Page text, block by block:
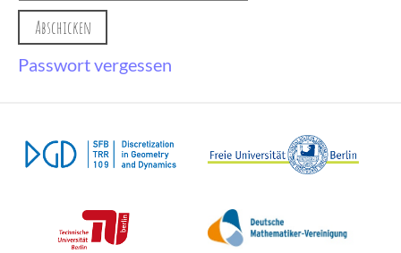
Passwort vergessen